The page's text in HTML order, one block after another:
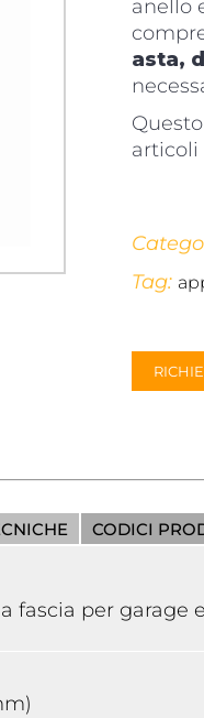
anello
asta,
articoli
Tag:
CODICI
fascia per garage